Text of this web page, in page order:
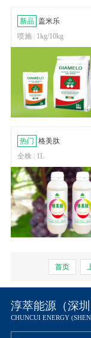
新品 盖米乐
喷施
1kg/10kg
热门 格美肽
全株
1L
首页
淳萃能源（深
CHUNCUI ENERGY